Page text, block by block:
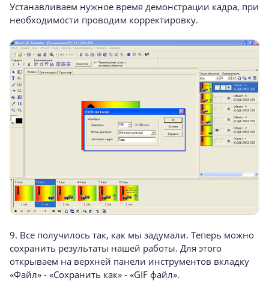
Устанавливаем нужное время демонстрации кадра, при
необходимости проводим корректировку.
9. Все получилось так, как мы задумали. Теперь можно
сохранить результаты нашей работы. Для этого
открываем на верхней панели инструментов вкладку
«Файл» - «Сохранить как» - «GIF файл».